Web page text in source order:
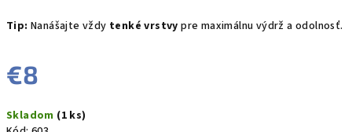
Tip: Nanášajte vždy tenké vrstvy pre maximálnu výdrž a odolnosť.
€8
cena:
Skladom (1 ks)